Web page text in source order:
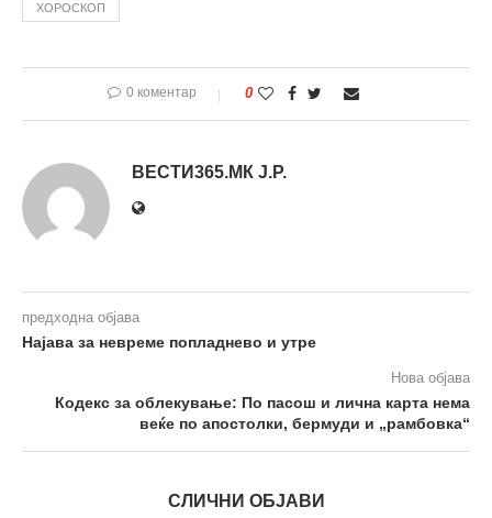
ХОРОСКОП
0 коментар 0
ВЕСТИ365.МК Ј.Р.
предходна објава
Најава за невреме попладнево и утре
Нова објава
Кодекс за облекување: По пасош и лична карта нема
веќе по апостолки, бермуди и „рамбовка“
СЛИЧНИ ОБЈАВИ